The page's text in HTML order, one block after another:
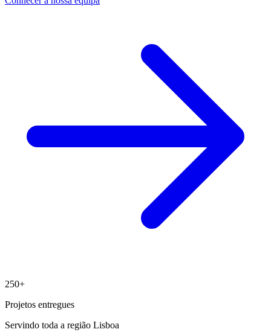
250+
Projetos entregues
Servindo toda a região Lisboa